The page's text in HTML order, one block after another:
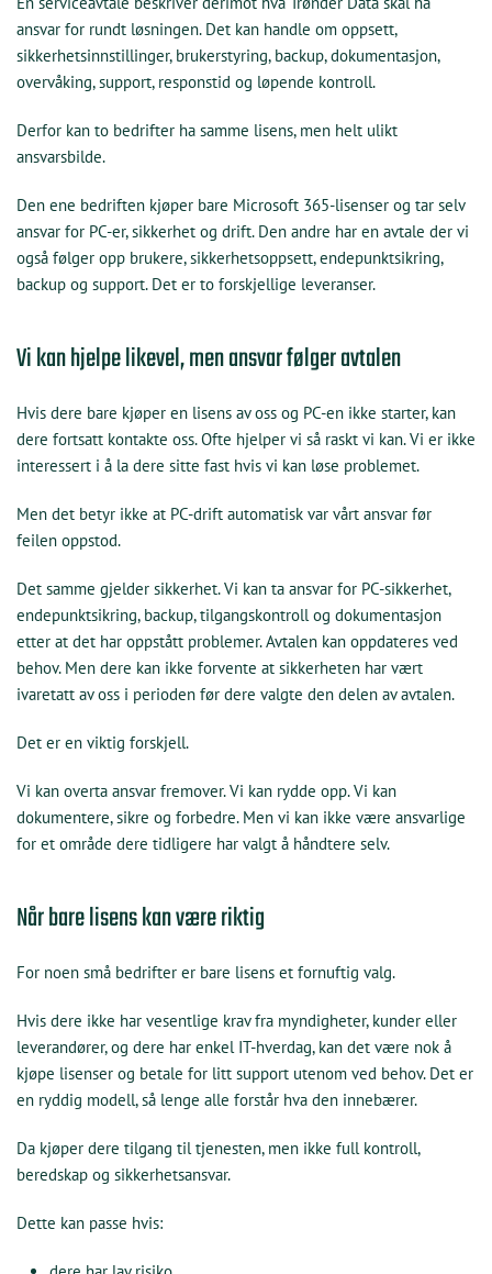
ansvar for rundt løsningen. Det kan handle om oppsett,
sikkerhetsinnstillinger, brukerstyring, backup, dokumentasjon,
overvåking, support, responstid og løpende kontroll.
Derfor kan to bedrifter ha samme lisens, men helt ulikt
ansvarsbilde.
Den ene bedriften kjøper bare Microsoft 365-lisenser og tar selv
ansvar for PC-er, sikkerhet og drift. Den andre har en avtale der vi
også følger opp brukere, sikkerhetsoppsett, endepunktsikring,
backup og support. Det er to forskjellige leveranser.
Vi kan hjelpe likevel, men ansvar følger avtalen
Hvis dere bare kjøper en lisens av oss og PC-en ikke starter, kan
dere fortsatt kontakte oss. Ofte hjelper vi så raskt vi kan. Vi er ikke
interessert i å la dere sitte fast hvis vi kan løse problemet.
Men det betyr ikke at PC-drift automatisk var vårt ansvar før
feilen oppstod.
Det samme gjelder sikkerhet. Vi kan ta ansvar for PC-sikkerhet,
endepunktsikring, backup, tilgangskontroll og dokumentasjon
etter at det har oppstått problemer. Avtalen kan oppdateres ved
behov. Men dere kan ikke forvente at sikkerheten har vært
ivaretatt av oss i perioden før dere valgte den delen av avtalen.
Det er en viktig forskjell.
Vi kan overta ansvar fremover. Vi kan rydde opp. Vi kan
dokumentere, sikre og forbedre. Men vi kan ikke være ansvarlige
for et område dere tidligere har valgt å håndtere selv.
Når bare lisens kan være riktig
For noen små bedrifter er bare lisens et fornuftig valg.
Hvis dere ikke har vesentlige krav fra myndigheter, kunder eller
leverandører, og dere har enkel IT-hverdag, kan det være nok å
kjøpe lisenser og betale for litt support utenom ved behov. Det er
en ryddig modell, så lenge alle forstår hva den innebærer.
Da kjøper dere tilgang til tjenesten, men ikke full kontroll,
beredskap og sikkerhetsansvar.
Dette kan passe hvis: